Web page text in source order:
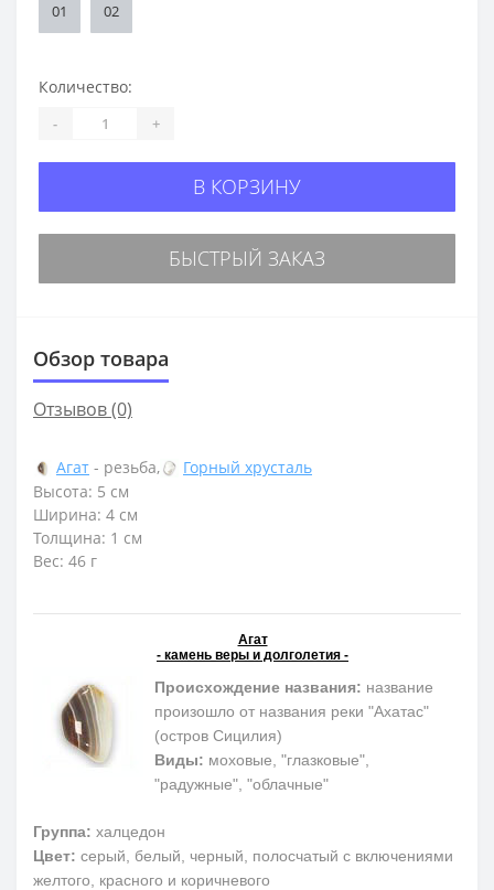
01 02
Количество:
- +
В КОРЗИНУ
БЫСТРЫЙ ЗАКАЗ
Обзор товара
Отзывов (0)
Агат - резьба,
Горный хрусталь
Высота: 5 см
Ширина: 4 см
Толщина: 1 см
Вес: 46 г
Агат
- камень веры и долголетия -
Происхождение названия: название
произошло от названия реки "Ахатас"
(остров Сицилия)
Виды: моховые, "глазковые",
"радужные", "облачные"
Группа: халцедон
Цвет: серый, белый, черный, полосчатый с включениями
желтого, красного и коричневого